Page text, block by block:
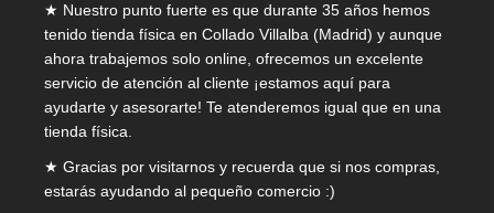
★ Nuestro punto fuerte es que durante 35 años hemos
tenido tienda física en Collado Villalba (Madrid) y aunque
ahora trabajemos solo online, ofrecemos un excelente
servicio de atención al cliente ¡estamos aquí para
ayudarte y asesorarte! Te atenderemos igual que en una
tienda física.
★ Gracias por visitarnos y recuerda que si nos compras,
estarás ayudando al pequeño comercio :)